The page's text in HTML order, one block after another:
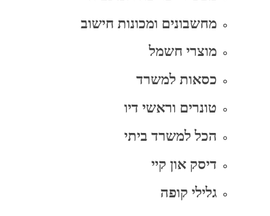
מחשבונים ומכונות חישוב
מוצרי חשמל
כסאות למשרד
טונרים וראשי דיו
הכל למשרד ביתי
דיסק און קיי
גלילי קופה